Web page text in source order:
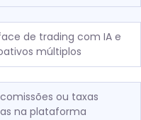
de trading com IA e
múltiplos
ou taxas
na plataforma